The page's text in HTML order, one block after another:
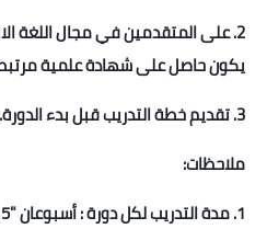
2. على المتقدمين في مجال اللغة
يكون حاصل على شهادة علمية
3. تقديم خطة التدريب قبل بدء الدورة.
ملاحظات:
1. مدة التدريب لكل دورة : أسبوعان "15 ساعة".